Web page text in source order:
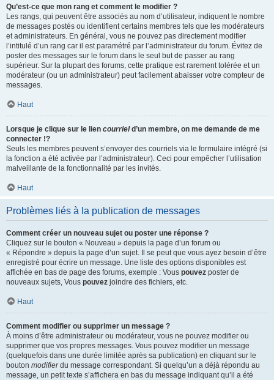
Qu’est-ce que mon rang et comment le modifier ?
Les rangs, qui peuvent être associés au nom d’utilisateur, indiquent le nombre
de messages postés ou identifient certains membres tels que les modérateurs
et administrateurs. En général, vous ne pouvez pas directement modifier
l’intitulé d’un rang car il est paramétré par l’administrateur du forum. Évitez de
poster des messages sur le forum dans le seul but de passer au rang
supérieur. Sur la plupart des forums, cette pratique est rarement tolérée et un
modérateur (ou un administrateur) peut facilement abaisser votre compteur de
messages.
Haut
Lorsque je clique sur le lien courrield’un membre, on me demande de me
connecter !?
Seuls les membres peuvent s’envoyer des courriels via le formulaire intégré (si
la fonction a été activée par l’administrateur). Ceci pour empêcher l’utilisation
malveillante de la fonctionnalité par les invités.
Haut
Problèmes liés à la publication de messages
Comment créer un nouveau sujet ou poster une réponse ?
Cliquez sur le bouton « Nouveau » depuis la page d’un forum ou
« Répondre » depuis la page d’un sujet. Il se peut que vous ayez besoin d’être
enregistré pour écrire un message. Une liste des options disponibles est
affichée en bas de page des forums, exemple : Vous pouvez poster de
nouveaux sujets, Vous pouvez joindre des fichiers, etc.
Haut
Comment modifier ou supprimer un message ?
À moins d’être administrateur ou modérateur, vous ne pouvez modifier ou
supprimer que vos propres messages. Vous pouvez modifier un message
(quelquefois dans une durée limitée après sa publication) en cliquant sur le
bouton modifierdu message correspondant. Si quelqu’un a déjà répondu au
message, un petit texte s’affichera en bas du message indiquant qu’il a été